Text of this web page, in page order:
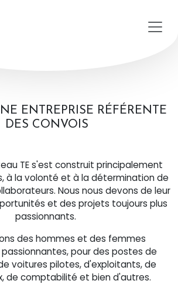
ENTREPRISE RÉFÉRENTE
DES CONVOIS
TE s'est construit principalement
à la volonté et à la détermination de
Nous nous devons de leur
et des projets toujours plus
passionnants.
des hommes et des femmes
pour des postes de
voitures pilotes, d'exploitants, de
de comptabilité et bien d'autres.